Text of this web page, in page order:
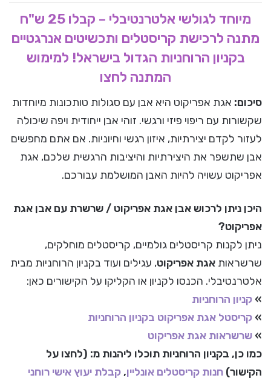
מיוחד לגולשי אלטרנטיבלי – קבלו 25 ש"ח
מתנה לרכישת קריסטלים ותכשיטים אנרגטיים
בקניון הרוחניות הגדול בישראל! למימוש
המתנה לחצו
סיכום: אגת אפריקוט היא אבן עם סגולות טותכונות מיוחדות
שקשורות עם ריפוי פיזי ורגשי. זוהי אבן ייחודית ויפה שיכולה
לעזור לקדם יצירתיות, איזון רגשי וחיוניות. אם אתם מחפשים
אבן שתשפר את היצירתיות והיציבות הרגשית שלכם, אגת
אפריקוט עשויה להיות האבן המושלמת עבורכם.
היכן ניתן לרכוש אבן אגת אפריקוט / שרשרת עם אבן אגת
אפריקוט?
ניתן לקנות קריסטלים גולמיים, קריסטלים מוחלקים,
שרשראות אגת אפריקוט, עגילים ועוד בקניון הרוחניות מבית
אלטרנטיבלי. הכנסו לקניון או הקליקו על הקישורים כאן:
» קניון הרוחניות
» קריסטל אגת אפריקוט בקניון הרוחניות
» שרשראות אגת אפריקוט
כמו כן, בקניון הרוחניות תוכלו ליהנות מ: (לחצו על
הקישור) חנות קריסטלים אונליין,קבלת יעוץ אישי רוחני